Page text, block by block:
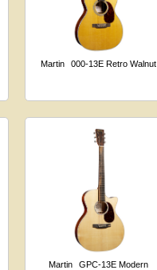
Martin 000-13E Retro Walnut
Martin GPC-13E Modern